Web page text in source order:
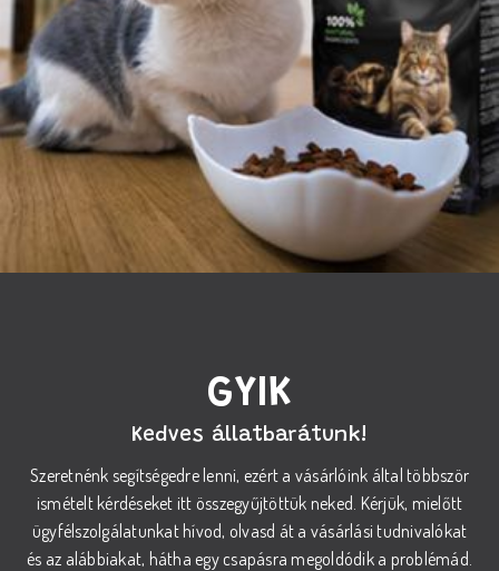
GYIK
Kedves állatbarátunk!
Szeretnénk segítségedre lenni, ezért a vásárlóink által többször
ismételt kérdéseket itt összegyűjtöttük neked. Kérjük, mielőtt
ügyfélszolgálatunkat hívod, olvasd át a vásárlási tudnivalókat
és az alábbiakat, hátha egy csapásra megoldódik a problémád.